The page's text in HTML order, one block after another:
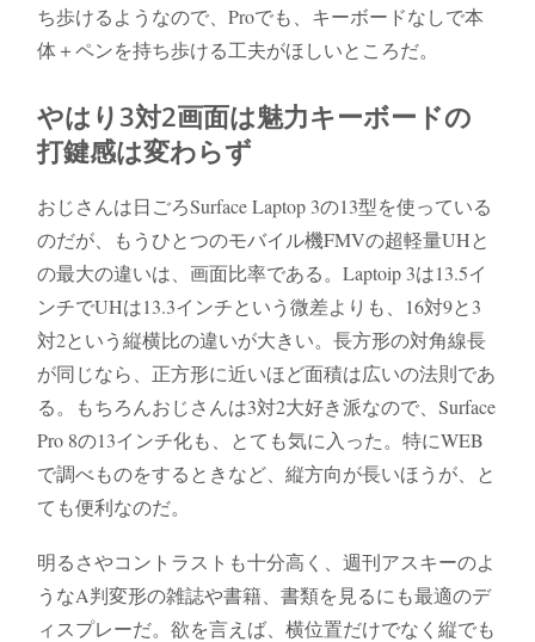
ち歩けるようなので、Proでも、キーボードなしで本
体＋ペンを持ち歩ける工夫がほしいところだ。
やはり3対2画面は魅力キーボードの
打鍵感は変わらず
おじさんは日ごろSurface Laptop 3の13型を使っている
のだが、もうひとつのモバイル機FMVの超軽量UHと
の最大の違いは、画面比率である。Laptoip 3は13.5イ
ンチでUHは13.3インチという微差よりも、16対9と3
対2という縦横比の違いが大きい。長方形の対角線長
が同じなら、正方形に近いほど面積は広いの法則であ
る。もちろんおじさんは3対2大好き派なので、Surface
Pro 8の13インチ化も、とても気に入った。特にWEB
で調べものをするときなど、縦方向が長いほうが、と
ても便利なのだ。
明るさやコントラストも十分高く、週刊アスキーのよ
うなA判変形の雑誌や書籍、書類を見るにも最適のデ
ィスプレーだ。欲を言えば、横位置だけでなく縦でも